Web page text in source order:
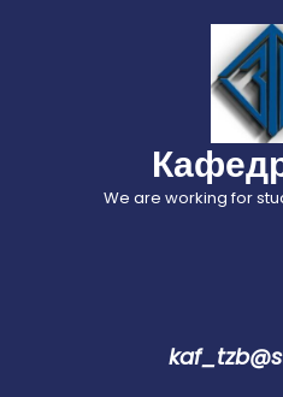
We are working for